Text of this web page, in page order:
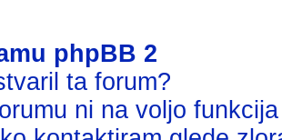
phpBB 2
ta forum?
ni na voljo